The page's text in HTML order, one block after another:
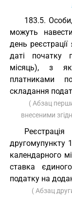
183.5.
можуть
день
даті початку
місяць), з
платниками
складання
( Абзац
внесеними
другомупункту
календарного
ставка
податку на
( Абзац